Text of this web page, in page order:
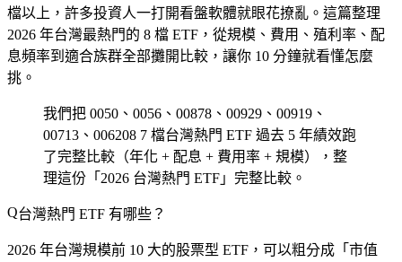
檔以上，許多投資人一打開看盤軟體就眼花撩亂。這篇整理
2026 年台灣最熱門的 8 檔 ETF，從規模、費用、殖利率、配
息頻率到適合族群全部攤開比較，讓你 10 分鐘就看懂怎麼
挑。
我們把 0050、0056、00878、00929、00919、
00713、006208 7 檔台灣熱門 ETF 過去 5 年績效跑
了完整比較（年化 + 配息 + 費用率 + 規模），整
理這份「2026 台灣熱門 ETF」完整比較。
台灣熱門 ETF 有哪些？
2026 年台灣規模前 10 大的股票型 ETF，可以粗分成「市值